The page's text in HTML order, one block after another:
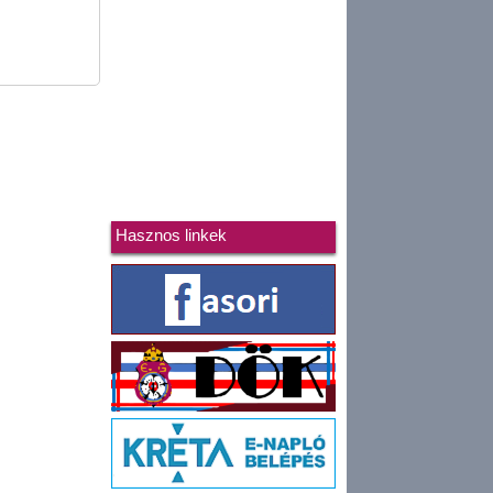
Hasznos linkek